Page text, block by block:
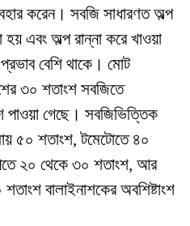
করেন। সবজি সাধারণত অল্প
হয় এবং অল্প রান্না করে খাওয়া
বেশি থাকে। মোট
৩০ শতাংশ সবজিতে
পাওয়া গেছে। সবজিভিত্তিক
৫০ শতাংশ, টমেটোতে ৪০
২০ থেকে ৩০ শতাংশ, আর
বালাইনাশকের অবশিষ্টাংশ